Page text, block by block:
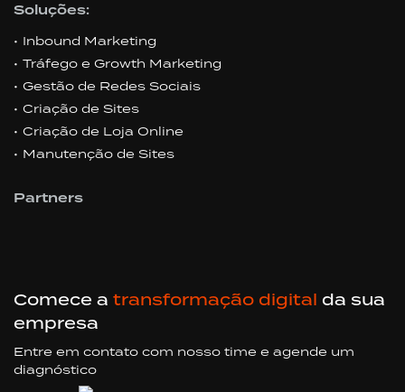
Soluções:
Inbound Marketing
Tráfego e Growth Marketing
Gestão de Redes Sociais
Criação de Sites
Criação de Loja Online
Manutenção de Sites
Partners
Comece a transformação digital da sua
empresa
Entre em contato com nosso time e agende um
diagnóstico